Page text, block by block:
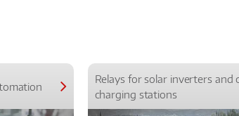
Relays for solar inverters and
charging stations